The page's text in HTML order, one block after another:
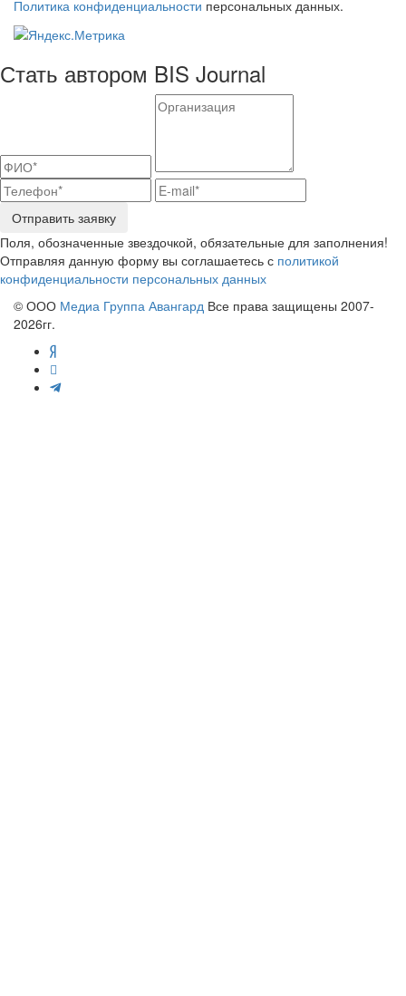
Политика конфиденциальности персональных данных.
Стать автором BIS Journal
Отправить заявку
Поля, обозначенные звездочкой, обязательные для заполнения!
Отправляя данную форму вы соглашаетесь с политикой
конфиденциальности персональных данных
© ООО Медиа Группа Авангард Все права защищены 2007-
2026гг.